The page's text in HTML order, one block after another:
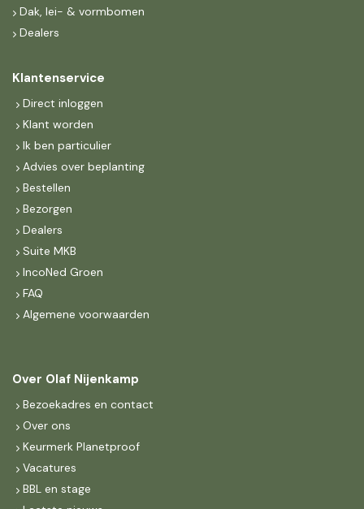
Dak, lei- & vormbomen
Dealers
Klantenservice
Direct inloggen
Klant worden
Ik ben particulier
Advies over beplanting
Bestellen
Bezorgen
Dealers
Suite MKB
IncoNed Groen
FAQ
Algemene voorwaarden
Over Olaf Nijenkamp
Bezoekadres en contact
Over ons
Keurmerk Planetproof
Vacatures
BBL en stage